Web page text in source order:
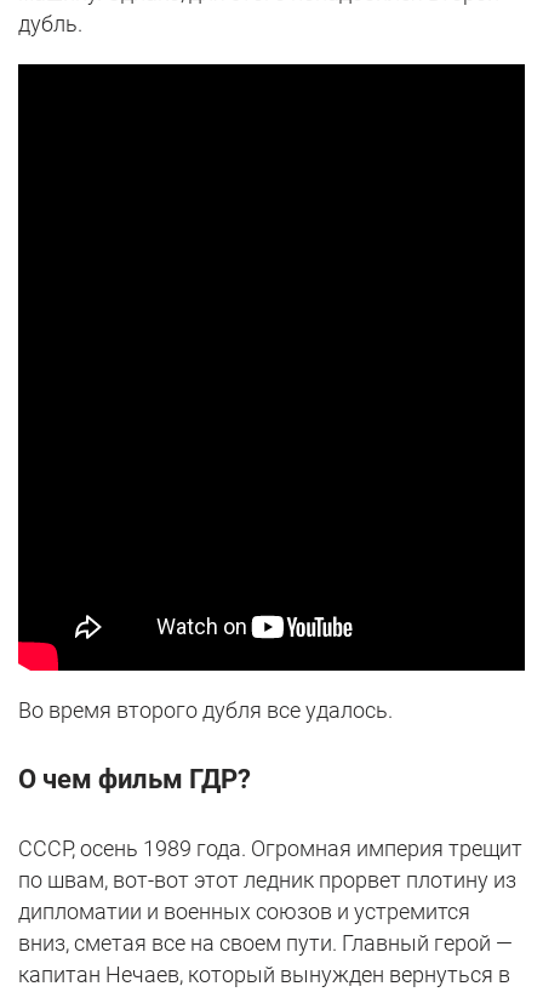
дубль.
Во время второго дубля все удалось.
О чем фильм ГДР?
СССР, осень 1989 года. Огромная империя трещит
по швам, вот-вот этот ледник прорвет плотину из
дипломатии и военных союзов и устремится
вниз, сметая все на своем пути. Главный герой —
капитан Нечаев, который вынужден вернуться в